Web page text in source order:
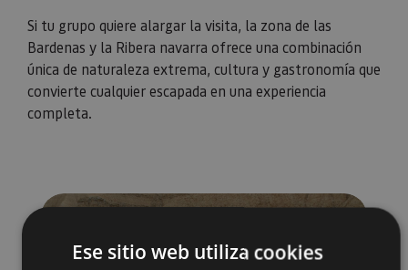
Si tu grupo quiere alargar la visita, la zona de las
Bardenas y la Ribera navarra ofrece una combinación
única de naturaleza extrema, cultura y gastronomía que
convierte cualquier escapada en una experiencia
completa.
Ese sitio web utiliza cookies